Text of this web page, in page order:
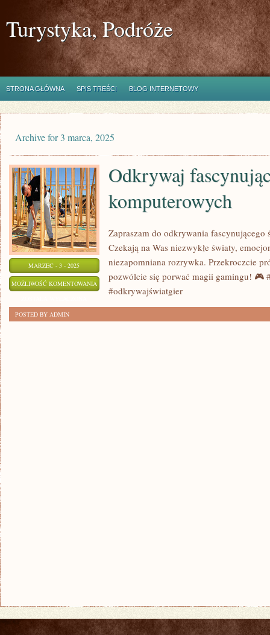
Turystyka, Podróże
STRONA GŁÓWNA SPIS TREŚCI BLOG INTERNETOWY
Archive for 3 marca, 2025
MARZEC - 3 - 2025
MOŻLIWOŚĆ KOMENTOWANIA ODKRYWAJ
FASCYNUJĄCY
Odkrywaj
komputerowych
Zapraszam do odkrywania
Czekają na Was niezwykłe światy,
niezapomniana rozrywka. Przekroczcie
pozwólcie się porwać magii gamingu! 🎮
#odkrywajświatgier
POSTED BY ADMIN